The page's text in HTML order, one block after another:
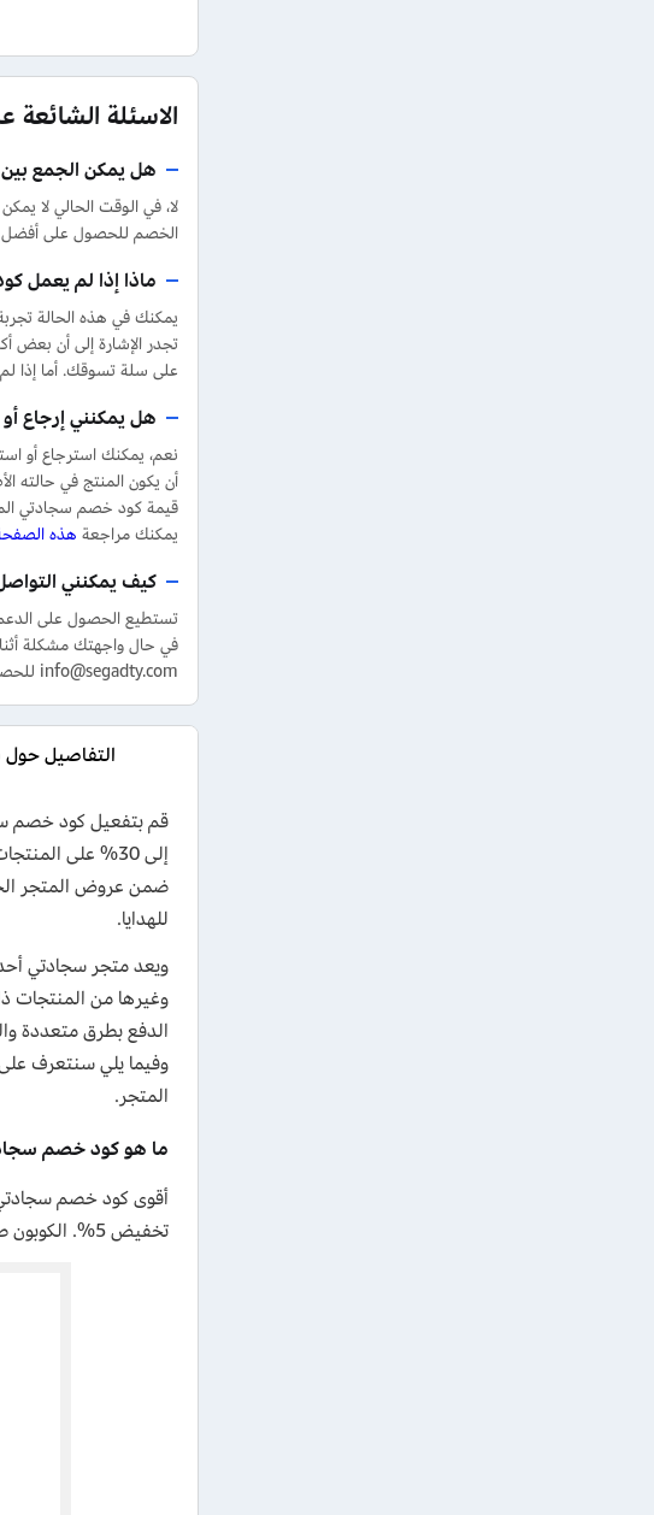
الاسئلة
هل يمكن الجمع
لا، في الوقت الحالي لا
الخصم للحصول على أفضل
ماذا إذا لم يعمل
يمكنك في هذه الحالة
تجدر الإشارة إلى أن بعض
على سلة تسوقك. أما إذا
هل يمكنني إرجاع
قيمة كود خصم سجادتي
يمكنك مراجعة هذه
كيف يمكنني
في حال واجهتك مشكلة
info@segadty.com للحصول على الدعم والمساعدة في أسرع وقت.
التفاصيل
إلى 30% على
للهدايا.
ويعد متجر سجادتي
الدفع بطرق متعددة
وفيما يلي سنتعرف
المتجر.
ما هو كود خصم سجادتي 2026 الفعال
أقوى كود خصم سجادتي 2026 فعال اليوم
تخفيض 5%. الكوبون صالح لجميع العملاء الجدد والحاليين، ويمكن تفعيله على سلة تسوقك دون حد أدنى للتسوق.